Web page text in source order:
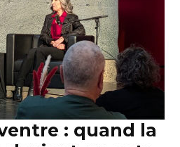
: quand la